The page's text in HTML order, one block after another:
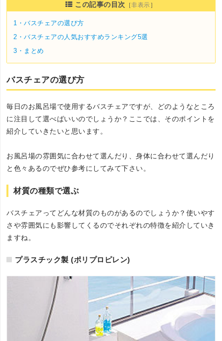
この記事の目次 ［非表示 ］
1・バスチェアの選び方
2・バスチェアの人気おすすめランキング5選
3・ まとめ
バスチェアの選び方
毎日のお風呂場で使用するバスチェアですが、どのようなところ
に注目して選べばいいのでしょうか？ここでは、そのポイントを
紹介していきたいと思います。
お風呂場の雰囲気に合わせて選んだり、身体に合わせて選んだり
と色々あるのでぜひ参考にしてみて下さい。
材質の種類で選ぶ
バスチェアってどんな材質のものがあるのでしょうか？使いやす
さや雰囲気にも影響してくるのでそれぞれの特徴を紹介していき
ますね。
プラスチック製 (ポリプロピレン)